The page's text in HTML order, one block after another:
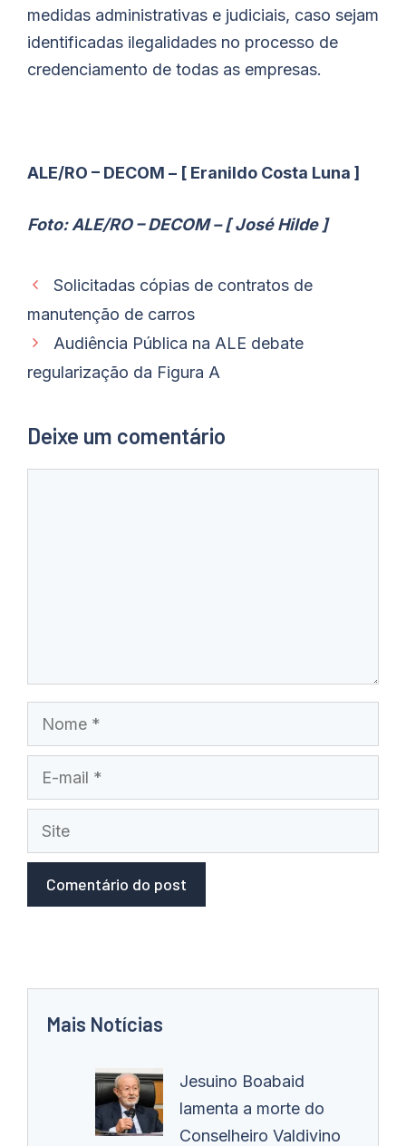
medidas administrativas e judiciais, caso sejam
identificadas ilegalidades no processo de
credenciamento de todas as empresas.
ALE/RO – DECOM – [ Eranildo Costa Luna ]
Foto: ALE/RO – DECOM – [ José Hilde ]
Solicitadas cópias de contratos de
manutenção de carros
Audiência Pública na ALE debate
regularização da Figura A
Deixe um comentário
Nome
mail
Site
Mais Notícias
Jesuino Boabaid
lamenta a morte do
Conselheiro Valdivino